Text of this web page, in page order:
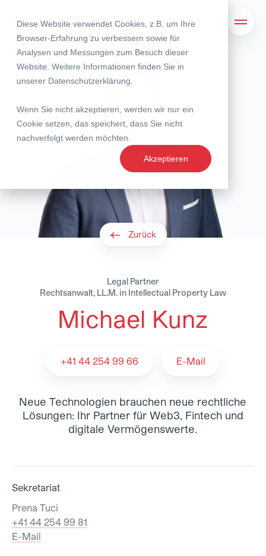
Diese Website verwendet Cookies, z.B. um Ihre
Browser-Erfahrung zu verbessern sowie für
Analysen und Messungen zum Besuch dieser
Website. Weitere Informationen finden Sie in
unserer Datenschutzerklärung
Wenn Sie nicht akzeptieren, werden wir nur ein
Cookie setzen, das speichert, dass Sie nicht
nachverfolgt werden möchten.
Akzeptieren
Suche
Zurück
Legal Partner
Rechtsanwalt, LL.M. in Intellectual Property Law
Michael Kunz - TeamMichael Kunz
+41 44 254 99 66 E-Mail
Neue Technologien brauchen neue rechtliche
Lösungen: Ihr Partner für Web3, Fintech und
digitale Vermögenswerte.
Sekretariat
Prena Tuci
+41 44 254 99 81
E-Mail